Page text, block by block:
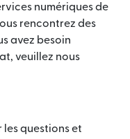
numériques de
rencontrez des
avez besoin
veuillez nous
dans une nouvelle
les questions et